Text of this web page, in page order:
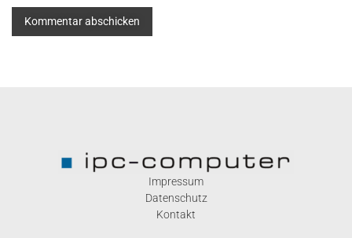
Impressum
Datenschutz
Kontakt